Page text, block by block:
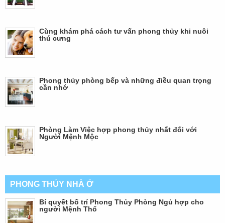
Cùng khám phá cách tư vấn phong thủy khi nuôi
thú cưng
Phong thủy phòng bếp và những điều quan trọng
cần nhớ
Phòng Làm Việc hợp phong thủy nhất đối với
Người Mệnh Mộc
PHONG THỦY NHÀ Ở
Bí quyết bố trí Phong Thủy Phòng Ngủ hợp cho
người Mệnh Thổ